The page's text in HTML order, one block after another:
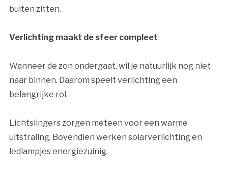
buiten zitten.
Verlichting maakt de sfeer compleet
Wanneer de zon ondergaat, wil je natuurlijk nog niet
naar binnen. Daarom speelt verlichting een
belangrijke rol.
Lichtslingers zorgen meteen voor een warme
uitstraling. Bovendien werken solarverlichting en
ledlampjes energiezuinig.